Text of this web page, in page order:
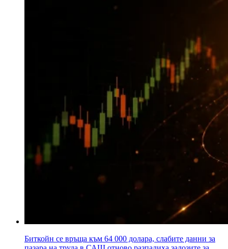
Биткойн се връща към 64 000 долара, слабите данни за